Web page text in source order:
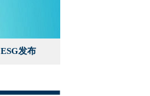
ESG发布